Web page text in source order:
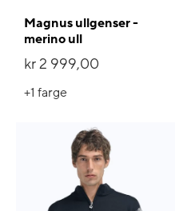
Magnus ullgenser -
merino ull
kr 2 999,00
+1 farge